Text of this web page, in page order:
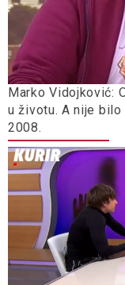
Marko Vidojković:
u životu. A nije
2008.